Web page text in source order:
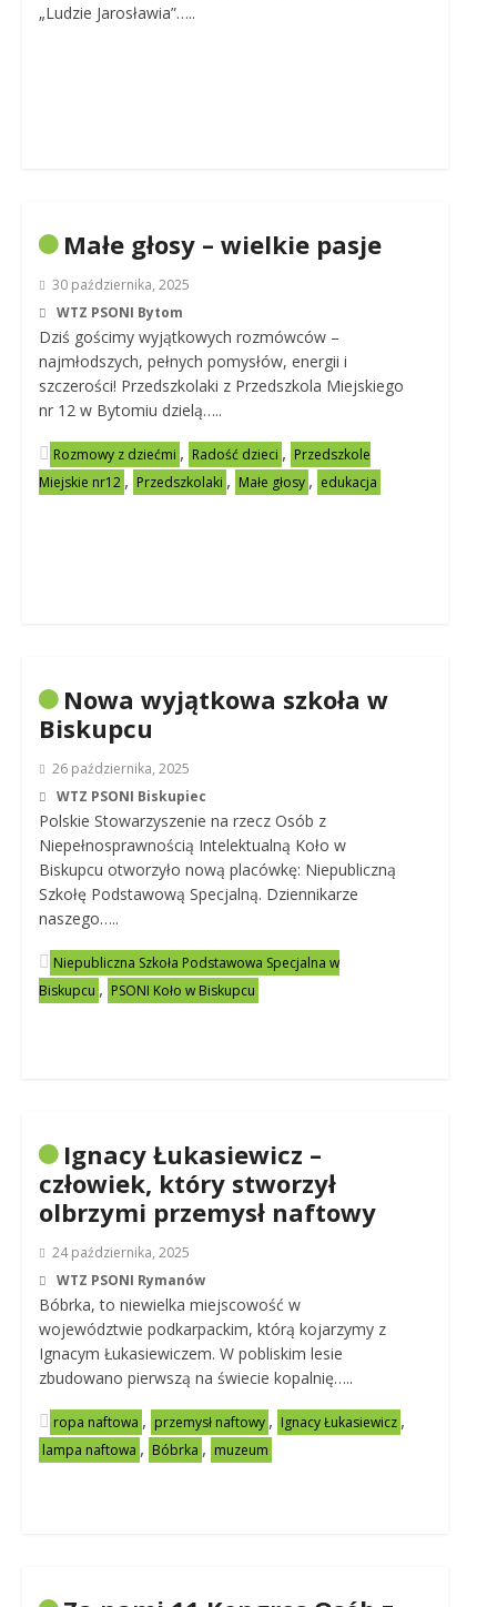
„Ludzie Jarosławia”…..
Małe głosy – wielkie pasje
30 października, 2025
WTZ PSONI Bytom
Dziś gościmy wyjątkowych rozmówców –
najmłodszych, pełnych pomysłów, energii i
szczerości! Przedszkolaki z Przedszkola Miejskiego
nr 12 w Bytomiu dzielą…..
Rozmowy z dziećmi , Radość dzieci , Przedszkole
Miejskie nr12 , Przedszkolaki , Małe głosy , edukacja
Nowa wyjątkowa szkoła w
Biskupcu
26 października, 2025
WTZ PSONI Biskupiec
Polskie Stowarzyszenie na rzecz Osób z
Niepełnosprawnością Intelektualną Koło w
Biskupcu otworzyło nową placówkę: Niepubliczną
Szkołę Podstawową Specjalną. Dziennikarze
naszego…..
Niepubliczna Szkoła Podstawowa Specjalna w
Biskupcu , PSONI Koło w Biskupcu
Ignacy Łukasiewicz –
człowiek, który stworzył
olbrzymi przemysł naftowy
24 października, 2025
WTZ PSONI Rymanów
Bóbrka, to niewielka miejscowość w
województwie podkarpackim, którą kojarzymy z
Ignacym Łukasiewiczem. W pobliskim lesie
zbudowano pierwszą na świecie kopalnię…..
ropa naftowa , przemysł naftowy , Ignacy Łukasiewicz ,
lampa naftowa , Bóbrka , muzeum